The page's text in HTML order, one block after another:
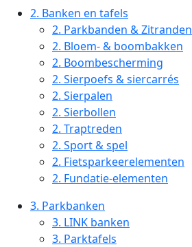
2. Banken en tafels
2. Parkbanden & Zitranden
2. Bloem- & boombakken
2. Boombescherming
2. Sierpoefs & siercarrés
2. Sierpalen
2. Sierbollen
2. Traptreden
2. Sport & spel
2. Fietsparkeerelementen
2. Fundatie-elementen
3. Parkbanken
3. LINK banken
3. Parktafels